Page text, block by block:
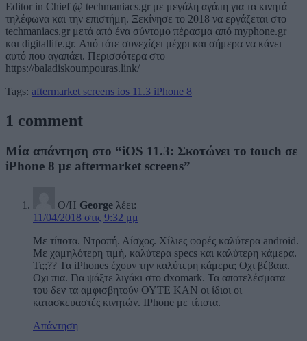
Editor in Chief @ techmaniacs.gr με μεγάλη αγάπη για τα κινητά
τηλέφωνα και την επιστήμη. Ξεκίνησε το 2018 να εργάζεται στο
techmaniacs.gr μετά από ένα σύντομο πέρασμα από myphone.gr
και digitallife.gr. Από τότε συνεχίζει μέχρι και σήμερα να κάνει
αυτό που αγαπάει. Περισσότερα στο
https://baladiskoumpouras.link/
Tags: aftermarket screens ios 11.3 iPhone 8
1 comment
Μία απάντηση στο “iOS 11.3: Σκοτώνει το touch σε
iPhone 8 με aftermarket screens”
Ο/Η George λέει:
11/04/2018 στις 9:32 μμ
Με τίποτα. Ντροπή. Αίσχος. Χίλιες φορές καλύτερα android.
Με χαμηλότερη τιμή, καλύτερα specs και καλύτερη κάμερα.
Τι;;?? Τα iPhones έχουν την καλύτερη κάμερα; Οχι βέβαια.
Οχι πια. Για ψάξτε λιγάκι στο dxomark. Τα αποτελέσματα
του δεν τα αμφισβητούν ΟΥΤΕ ΚΑΝ οι ίδιοι οι
κατασκευαστές κινητών. IPhone με τίποτα.
Απάντηση